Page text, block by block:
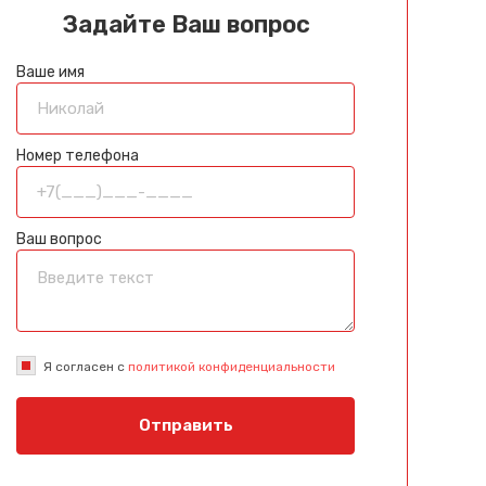
Задайте Ваш вопрос
Ваше имя
Номер телефона
Ваш вопрос
Я согласен с политикой конфиденциальности
Отправить